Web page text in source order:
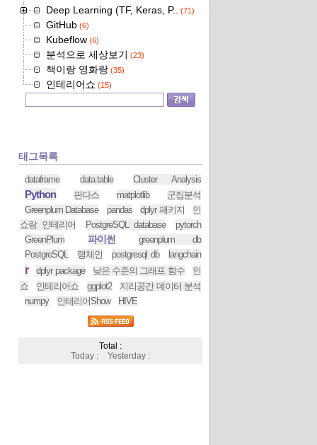
Deep Learning (TF, Keras, P.. (71)
GitHub (6)
Kubeflow (6)
분석으로 세상보기 (23)
책이랑 영화랑 (35)
인테리어쇼 (15)
태그목록
dataframe data.table Cluster Analysis
Python 판다스 matplotlib
군집분석
Greenplum Database
pandas dplyr 패키지
인
쇼랑 인테리어
PostgreSQL database
pytorch
GreenPlum
파이썬
greenplum db
PostgreSQL
랭체인 postgresql db langchain
r dplyr package 낮은 수준의 그래프 함수
인
쇼
인테리어쇼 ggplot2
지리공간 데이터 분석
numpy
인테리어Show HIVE
Total :
Today :
Yesterday :